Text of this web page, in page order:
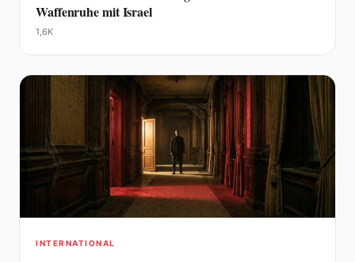
Waffenruhe mit Israel
1,6K
INTERNATIONAL